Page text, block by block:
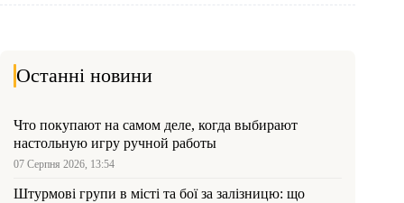
Останні новини
Что покупают на самом деле, когда выбирают
настольную игру ручной работы
07 Серпня 2026, 13:54
Штурмові групи в місті та бої за залізницю: що